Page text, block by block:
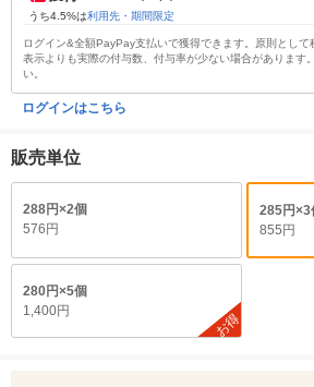
うち4.5%は利用先・期間限定
ログイン&全額PayPay支払いで獲得できます。原則として
表示よりも実際の付与数、付与率が少ない場合があります
い。
ログインはこちら
販売単位
288円×2個
576円
285円×3
855円
280円×5個
1,400円
お得